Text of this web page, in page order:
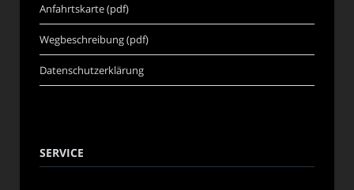
Anfahrtskarte (pdf)
Wegbeschreibung (pdf)
Datenschutzerklärung
SERVICE